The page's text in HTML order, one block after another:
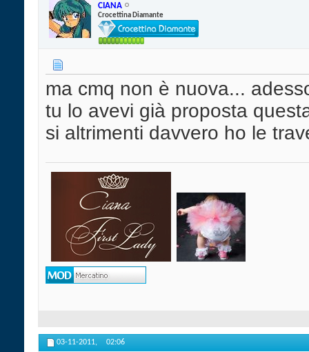
CIANA
Crocettina Diamante
ma cmq non è nuova...
tu lo avevi già proposta
si altrimenti davvero ho le
03-11-2011, 02:06